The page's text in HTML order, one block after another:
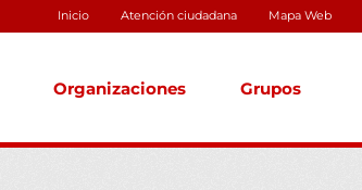
Inicio Atención ciudadana Mapa Web
Organizaciones Grupos